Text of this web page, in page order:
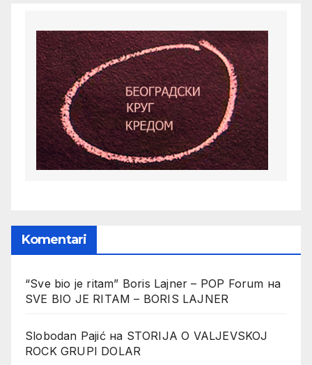
Komentari
“Sve bio je ritam” Boris Lajner – POP Forum на
SVE BIO JE RITAM – BORIS LAJNER
Slobodan Pajićна STORIJA O VALJEVSKOJ
ROCK GRUPI DOLAR